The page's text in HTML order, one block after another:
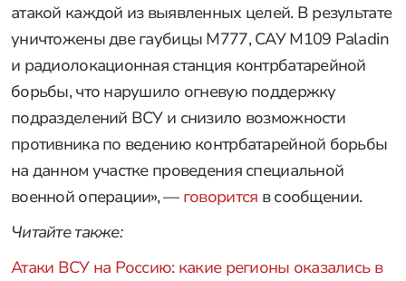
атакой каждой из выявленных целей. В результате
уничтожены две гаубицы M777, САУ M109 Paladin
и радиолокационная станция контрбатарейной
борьбы, что нарушило огневую поддержку
подразделений ВСУ и снизило возможности
противника по ведению контрбатарейной борьбы
на данном участке проведения специальной
военной операции», — говорится в сообщении.
Читайте также:
Атаки ВСУ на Россию: какие регионы оказались в